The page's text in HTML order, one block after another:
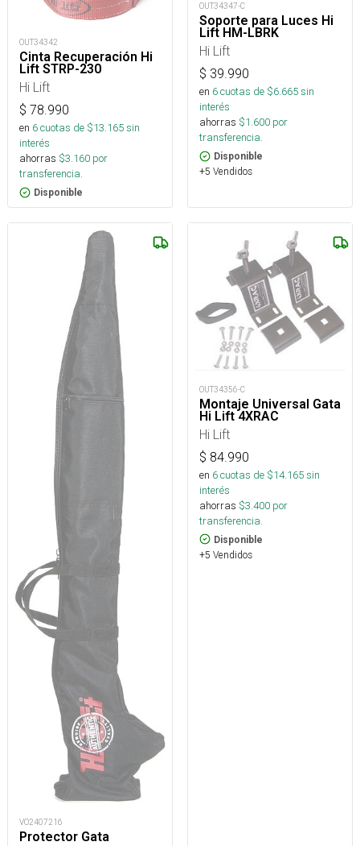
OUT34342
Cinta Recuperación Hi
Lift STRP-230
Hi Lift
$ 78.990
en 6cuotas de $13.165sin
interés
ahorras $3.160 por
transferencia.
Disponible
OUT34347-C
Soporte para Luces Hi
Lift HM-LBRK
Hi Lift
$ 39.990
en 6cuotas de $6.665sin
interés
ahorras $1.600 por
transferencia.
Disponible
+5 Vendidos
VO2407216
Protector Gata
OUT34356-C
Montaje Universal Gata
Hi Lift 4XRAC
Hi Lift
$ 84.990
en 6cuotas de $14.165sin
interés
ahorras $3.400 por
transferencia.
Disponible
+5 Vendidos